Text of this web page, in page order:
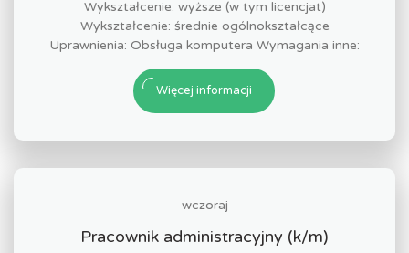
Wykształcenie: wyższe (w tym licencjat)
Wykształcenie: średnie ogólnokształcące
Uprawnienia: Obsługa komputera Wymagania inne:
Więcej informacji
wczoraj
Pracownik administracyjny (k/m)